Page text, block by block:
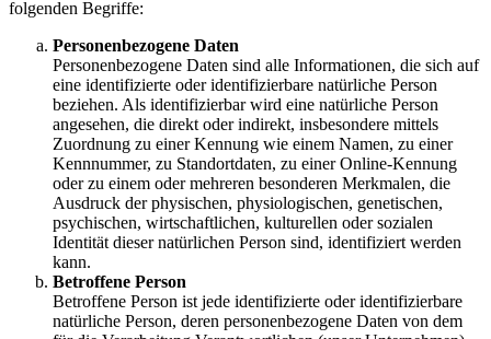
folgenden Begriffe:
Personenbezogene Daten
Personenbezogene Daten sind alle Informationen, die sich auf
eine identifizierte oder identifizierbare natürliche Person
beziehen. Als identifizierbar wird eine natürliche Person
angesehen, die direkt oder indirekt, insbesondere mittels
Zuordnung zu einer Kennung wie einem Namen, zu einer
Kennnummer, zu Standortdaten, zu einer Online-Kennung
oder zu einem oder mehreren besonderen Merkmalen, die
Ausdruck der physischen, physiologischen, genetischen,
psychischen, wirtschaftlichen, kulturellen oder sozialen
Identität dieser natürlichen Person sind, identifiziert werden
kann.
Betroffene Person
Betroffene Person ist jede identifizierte oder identifizierbare
natürliche Person, deren personenbezogene Daten von dem